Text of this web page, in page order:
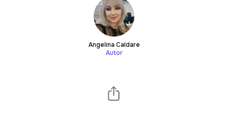
Angelina Caldare
Autor